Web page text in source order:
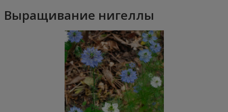
Выращивание нигеллы